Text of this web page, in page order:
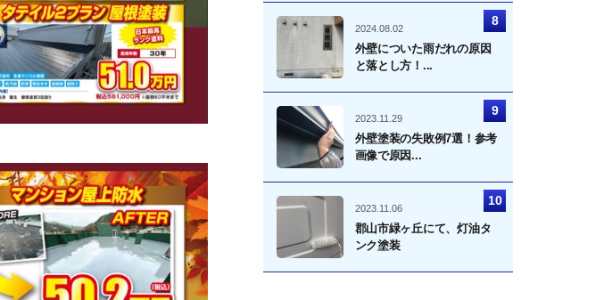
2024.08.02
外壁についた雨だれの原因
と落とし方！...
2023.11.29
外壁塗装の失敗例7選！参考
画像で原因...
2023.11.06
郡山市緑ヶ丘にて、灯油タ
ンク塗装